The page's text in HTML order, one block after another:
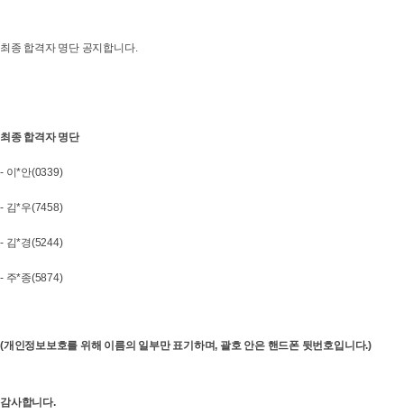
최종 합격자 명단 공지합니다.
최종 합격자 명단
- 이*안(0339)
- 김*우(7458)
- 김*경(5244)
- 주*종(5874)
(개인정보보호를 위해 이름의 일부만 표기하며, 괄호 안은 핸드폰 뒷번호입니다.)
감사합니다.